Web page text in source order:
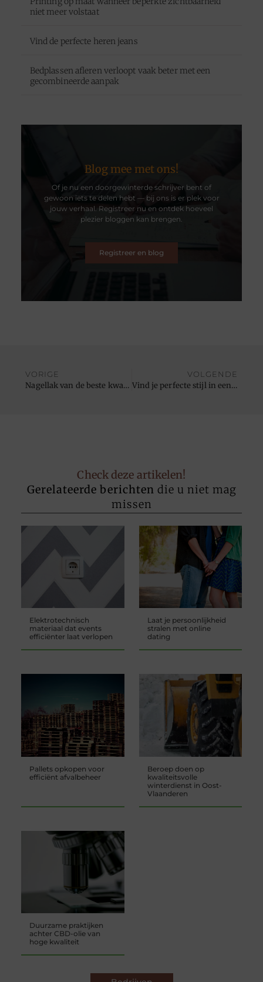
niet meer volstaat
Vind de perfecte heren jeans
Bedplassen afleren verloopt vaak beter met een
gecombineerde aanpak
Blog mee met ons!
Of je nu een doorgewinterde schrijver bent of
gewoon iets te delen hebt — bij ons is er plek voor
jouw verhaal. Registreer nu en ontdek hoeveel
plezier bloggen kan brengen.
Registreer en blog
VORIGE
Nagellak van de beste kwaliteit kopen
VOLGENDE
Vind je perfecte stijl in een schoenenwinkel in Gent
Check deze artikelen!
Gerelateerde berichten die u niet mag
missen
Elektrotechnisch
materiaal dat events
efficiënter laat verlopen
Laat je persoonlijkheid
stralen met online
dating
Pallets opkopen voor
efficiënt afvalbeheer
Beroep doen op
kwaliteitsvolle
winterdienst in Oost-
Vlaanderen
Duurzame praktijken
achter CBD-olie van
hoge kwaliteit